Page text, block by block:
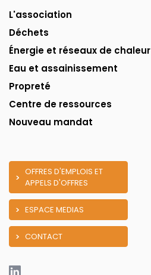
L'association
Déchets
Énergie et réseaux de chaleur
Eau et assainissement
Propreté
Centre de ressources
Nouveau mandat
OFFRES D'EMPLOIS ET
APPELS D'OFFRES
ESPACE MEDIAS
CONTACT